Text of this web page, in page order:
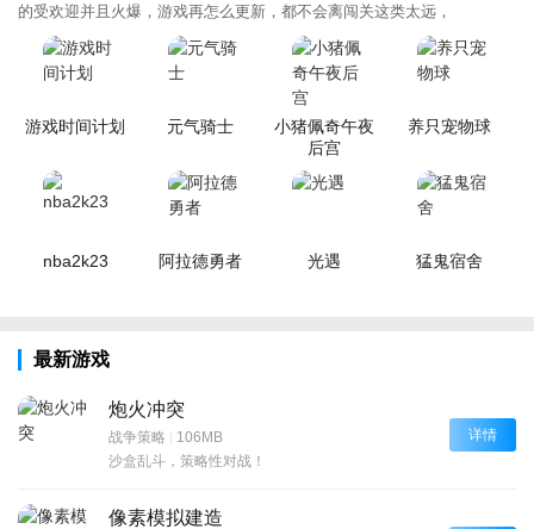
的受欢迎并且火爆，游戏再怎么更新，都不会离闯关这类太远，
游戏时间计划 元气骑士
小猪佩奇午夜
后宫
养只宠物球
nba2k23 阿拉德勇者 光遇 猛鬼宿舍
最新游戏
炮火冲突
战争策略 | 106MB
沙盒乱斗，策略性对战！
详情
像素模拟建造